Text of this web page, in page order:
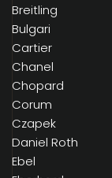
Breitling
Bulgari
Cartier
Chanel
Chopard
Corum
Czapek
Daniel Roth
Ebel